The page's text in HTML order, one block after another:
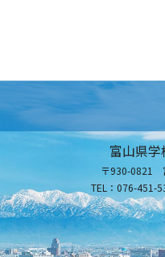
富山県
〒930-0821
TEL：076-451-